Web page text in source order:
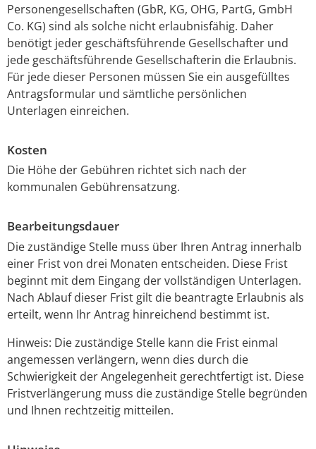
Personengesellschaften (GbR, KG, OHG, PartG, GmbH
Co. KG) sind als solche nicht erlaubnisfähig. Daher
benötigt jeder geschäftsführende Gesellschafter und
jede geschäftsführende Gesellschafterin die Erlaubnis.
Für jede dieser Personen müssen Sie ein ausgefülltes
Antragsformular und sämtliche persönlichen
Unterlagen einreichen.
Kosten
Die Höhe der Gebühren richtet sich nach der
kommunalen Gebührensatzung.
Bearbeitungsdauer
Die zuständige Stelle muss über Ihren Antrag innerhalb
einer Frist von drei Monaten entscheiden. Diese Frist
beginnt mit dem Eingang der vollständigen Unterlagen.
Nach Ablauf dieser Frist gilt die beantragte Erlaubnis als
erteilt, wenn Ihr Antrag hinreichend bestimmt ist.
Hinweis: Die zuständige Stelle kann die Frist einmal
angemessen verlängern, wenn dies durch die
Schwierigkeit der Angelegenheit gerechtfertigt ist. Diese
Fristverlängerung muss die zuständige Stelle begründen
und Ihnen rechtzeitig mitteilen.